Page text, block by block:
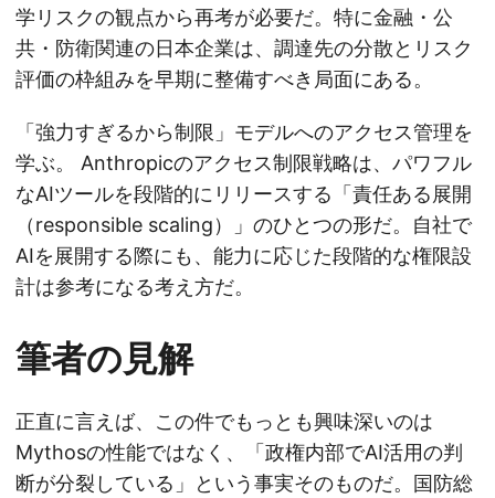
学リスクの観点から再考が必要だ。特に金融・公
共・防衛関連の日本企業は、調達先の分散とリスク
評価の枠組みを早期に整備すべき局面にある。
「強力すぎるから制限」モデルへのアクセス管理を
学ぶ。 Anthropicのアクセス制限戦略は、パワフル
なAIツールを段階的にリリースする「責任ある展開
（responsible scaling）」のひとつの形だ。自社で
AIを展開する際にも、能力に応じた段階的な権限設
計は参考になる考え方だ。
筆者の見解
正直に言えば、この件でもっとも興味深いのは
Mythosの性能ではなく、「政権内部でAI活用の判
断が分裂している」という事実そのものだ。国防総